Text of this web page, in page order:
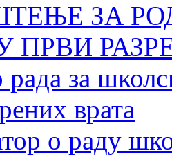
ЗА
ПРВИ
рада за
врата
о раду